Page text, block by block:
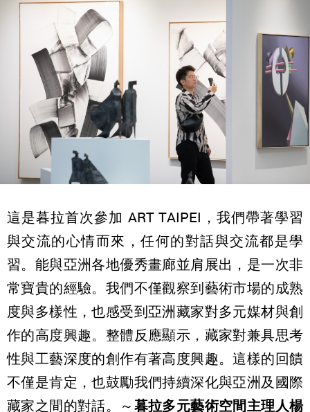
這是暮拉⾸次參加 ART TAIPEI，我們帶著學習
與交流的⼼情⽽來，任何的對話與交流都是學
習。能與亞洲各地優秀畫廊並肩展出，是⼀次非
常寶貴的經驗。我們不僅觀察到藝術市場的成熟
度與多樣性，也感受到亞洲藏家對多元媒材與創
作的⾼度興趣。整體反應顯⽰，藏家對兼具思考
性與⼯藝深度的創作有著⾼度興趣。這樣的回饋
不僅是肯定，也⿎勵我們持續深化與亞洲及國際
藏家之間的對話。～暮拉多元藝術空間主理人楊